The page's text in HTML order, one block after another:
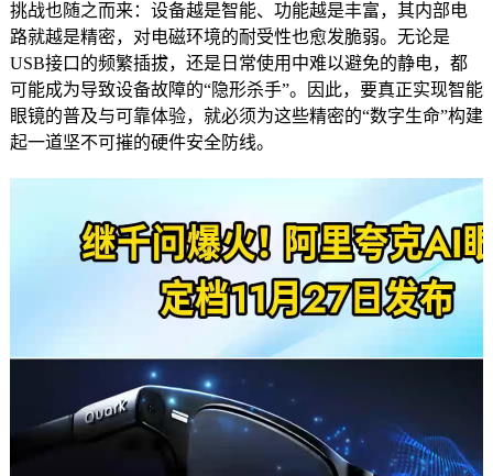
挑战也随之而来：设备越是智能、功能越是丰富，其内部电
路就越是精密，对电磁环境的耐受性也愈发脆弱。无论是
USB接口的频繁插拔，还是日常使用中难以避免的静电，都
可能成为导致设备故障的“隐形杀手”。因此，要真正实现智能
眼镜的普及与可靠体验，就必须为这些精密的“数字生命”构建
起一道坚不可摧的硬件安全防线。